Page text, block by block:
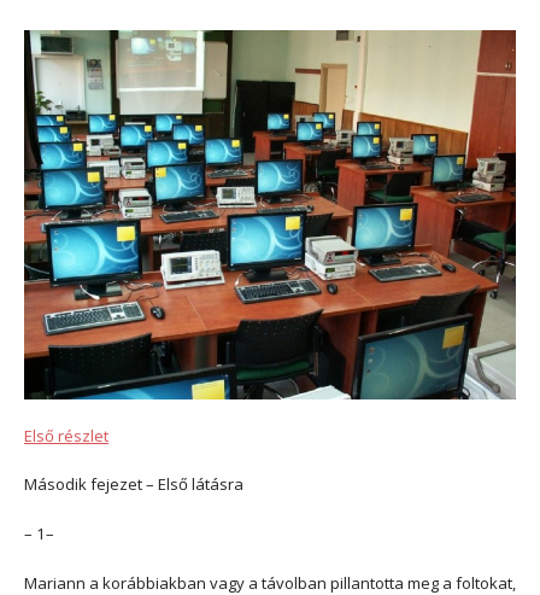
Első részlet
Második fejezet – Első látásra
– 1–
Mariann a korábbiakban vagy a távolban pillantotta meg a foltokat,